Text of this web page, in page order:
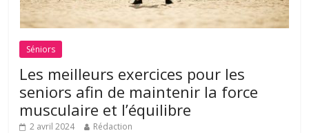
Séniors
Les meilleurs exercices pour les
seniors afin de maintenir la force
musculaire et l’équilibre
2 avril 2024 Rédaction